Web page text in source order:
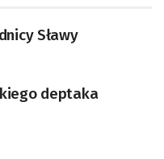
Sławy
deptaka